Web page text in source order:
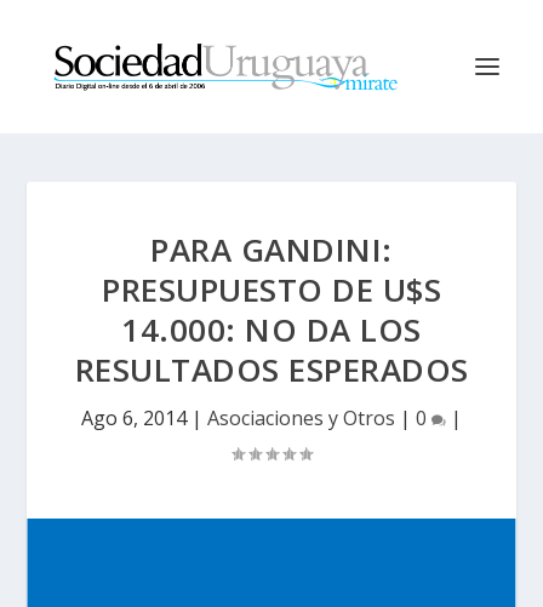
PARA GANDINI:
PRESUPUESTO DE U$S
14.000: NO DA LOS
RESULTADOS ESPERADOS
Ago 6, 2014| Asociaciones y Otros | 0 |